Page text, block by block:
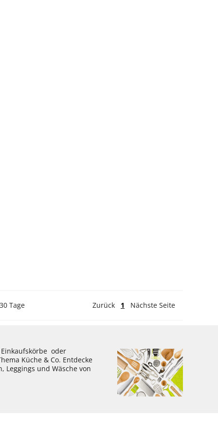
Tage Zurück 1 Nächste Seite
oder
Küche & Co. Entdecke
Leggings und Wäsche von